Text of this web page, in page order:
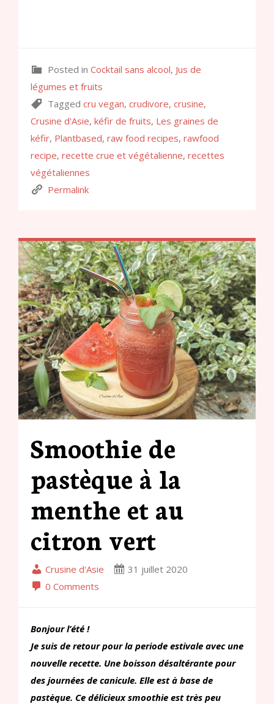
Posted in Cocktail sans alcool, Jus de
légumes et fruits
Tagged cru vegan, crudivore, crusine,
Crusine d'Asie, kéfir de fruits, Les graines de
kéfir, Plantbased, raw food recipes, rawfood
recipe, recette crue et végétalienne, recettes
végétaliennes
Permalink
Smoothie de
pastèque à la
menthe et au
citron vert
Crusine d'Asie
31 juillet 2020
0 Comments
Bonjour l’été !
Je suis de retour pour la periode estivale avec une
nouvelle recette. Une boisson désaltérante pour
des journées de canicule. Elle est à base de
pastèque. Ce délicieux smoothie est très peu